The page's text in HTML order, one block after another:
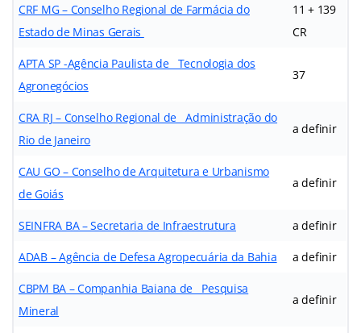
CRF MG – Conselho Regional de Farmácia do
Estado de Minas Gerais
11 + 139
CR
APTA SP -Agência Paulista de Tecnologia dos
Agronegócios
37
CRA RJ – Conselho Regional de Administração do
Rio de Janeiro
a definir
CAU GO – Conselho de Arquitetura e Urbanismo
de Goiás
a definir
SEINFRA BA – Secretaria de Infraestrutura a definir
ADAB – Agência de Defesa Agropecuária da Bahia a definir
CBPM BA – Companhia Baiana de Pesquisa
Mineral
a definir